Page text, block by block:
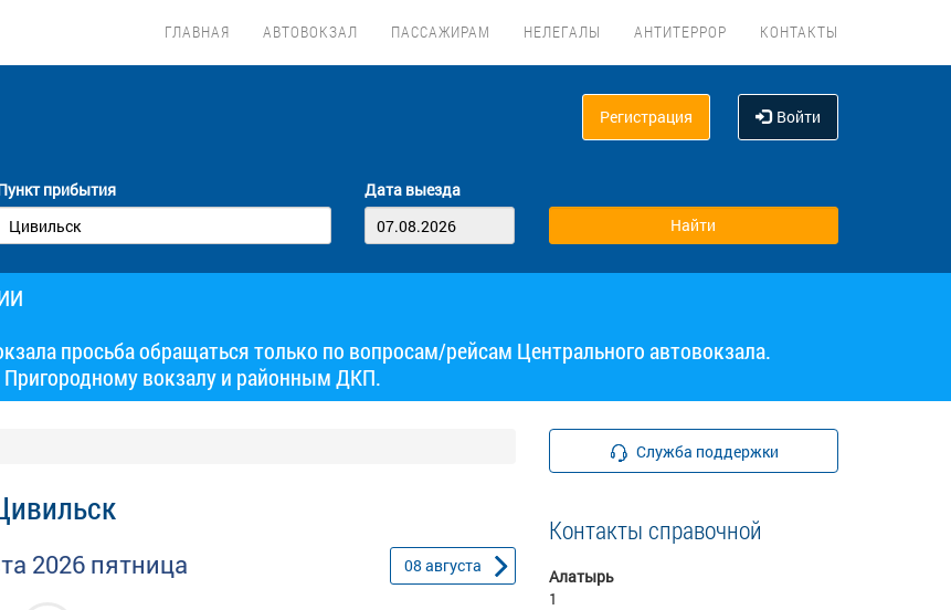
ГЛАВНАЯ АВТОВОКЗАЛ ПАССАЖИРАМ НЕЛЕГАЛЫ АНТИТЕРРОР КОНТАКТЫ
Регистрация Войти
прибытия Дата выезда
просьба обращаться только по вопросам/рейсам Центрального автовокзала.
вокзалу и районным ДКП.
2026 пятница 08 августа
Служба поддержки
Контакты справочной
Алатырь
1